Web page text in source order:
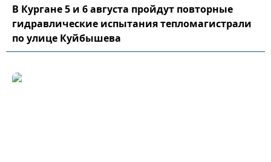
В Кургане 5 и 6 августа пройдут повторные
гидравлические испытания тепломагистрали
по улице Куйбышева